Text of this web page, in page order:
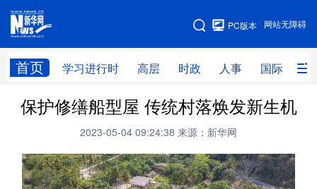
网站无障碍
PC版本
首页 学习进行时 高层 时政 人事 国际 财
网站地图
学习进行时 高层 时政 人事
财经 网评
台湾 思客智库 全球连线 教育
保护修缮船型屋 传统村落焕发新生机
2023-05-04 09:24:38 来源：新华网